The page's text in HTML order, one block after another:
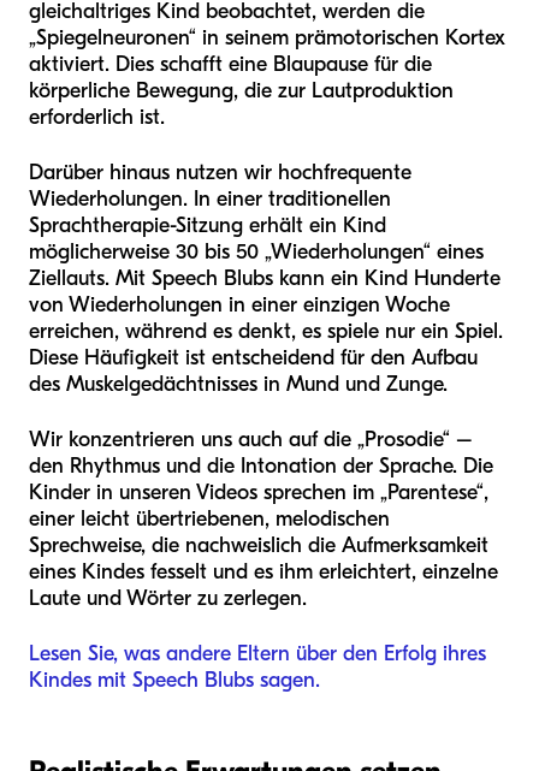
gleichaltriges Kind beobachtet, werden die
„Spiegelneuronen“ in seinem prämotorischen Kortex
aktiviert. Dies schafft eine Blaupause für die
körperliche Bewegung, die zur Lautproduktion
erforderlich ist.
Darüber hinaus nutzen wir hochfrequente
Wiederholungen. In einer traditionellen
Sprachtherapie-Sitzung erhält ein Kind
möglicherweise 30 bis 50 „Wiederholungen“ eines
Ziellauts. Mit Speech Blubs kann ein Kind Hunderte
von Wiederholungen in einer einzigen Woche
erreichen, während es denkt, es spiele nur ein Spiel.
Diese Häufigkeit ist entscheidend für den Aufbau
des Muskelgedächtnisses in Mund und Zunge.
Wir konzentrieren uns auch auf die „Prosodie“ –
den Rhythmus und die Intonation der Sprache. Die
Kinder in unseren Videos sprechen im „Parentese“,
einer leicht übertriebenen, melodischen
Sprechweise, die nachweislich die Aufmerksamkeit
eines Kindes fesselt und es ihm erleichtert, einzelne
Laute und Wörter zu zerlegen.
Lesen Sie, was andere Eltern über den Erfolg ihres
Kindes mit Speech Blubs sagen.